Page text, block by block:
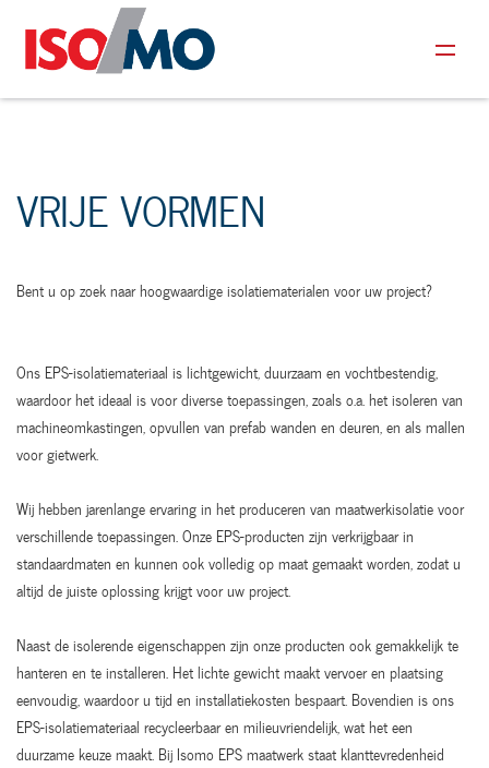
VRIJE VORMEN
Bent u op zoek naar hoogwaardige isolatiematerialen voor uw project?
Ons EPS-isolatiemateriaal is lichtgewicht, duurzaam en vochtbestendig,
waardoor het ideaal is voor diverse toepassingen, zoals o.a. het isoleren van
machineomkastingen, opvullen van prefab wanden en deuren, en als mallen
voor gietwerk.
Wij hebben jarenlange ervaring in het produceren van maatwerkisolatie voor
verschillende toepassingen. Onze EPS-producten zijn verkrijgbaar in
standaardmaten en kunnen ook volledig op maat gemaakt worden, zodat u
altijd de juiste oplossing krijgt voor uw project.
Naast de isolerende eigenschappen zijn onze producten ook gemakkelijk te
hanteren en te installeren. Het lichte gewicht maakt vervoer en plaatsing
eenvoudig, waardoor u tijd en installatiekosten bespaart. Bovendien is ons
EPS-isolatiemateriaal recycleerbaar en milieuvriendelijk, wat het een
duurzame keuze maakt. Bij Isomo EPS maatwerk staat klanttevredenheid